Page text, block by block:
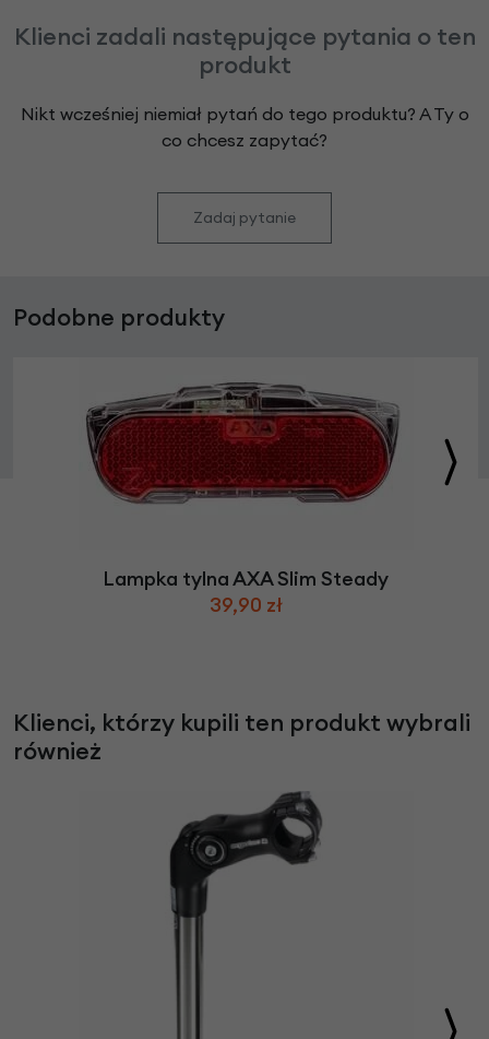
Klienci zadali następujące pytania o ten
produkt
Nikt wcześniej niemiał pytań do tego produktu? A Ty o
co chcesz zapytać?
Zadaj pytanie
Podobne produkty
Lampka tylna AXA Slim Steady
39,90 zł
Klienci, którzy kupili ten produkt wybrali
również